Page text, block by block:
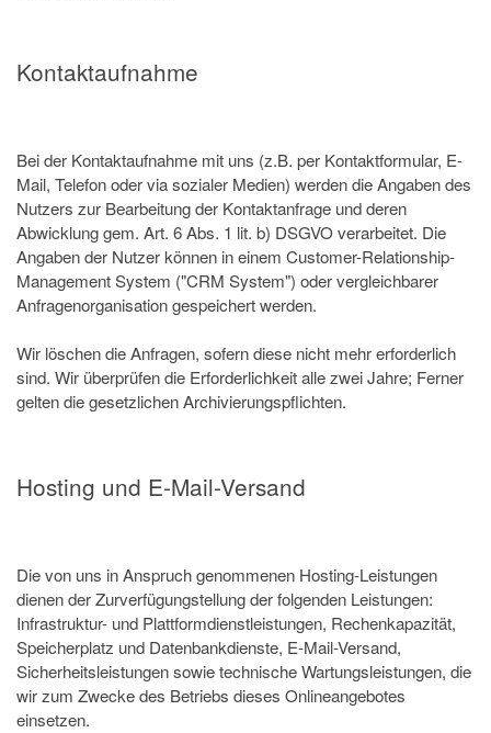
Kontaktaufnahme
Bei der Kontaktaufnahme mit uns (z.B. per Kontaktformular, E-
Mail, Telefon oder via sozialer Medien) werden die Angaben des
Nutzers zur Bearbeitung der Kontaktanfrage und deren
Abwicklung gem. Art. 6 Abs. 1 lit. b) DSGVO verarbeitet. Die
Angaben der Nutzer können in einem Customer-Relationship-
Management System ("CRM System") oder vergleichbarer
Anfragenorganisation gespeichert werden.
Wir löschen die Anfragen, sofern diese nicht mehr erforderlich
sind. Wir überprüfen die Erforderlichkeit alle zwei Jahre; Ferner
gelten die gesetzlichen Archivierungspflichten.
Hosting und E-Mail-Versand
Die von uns in Anspruch genommenen Hosting-Leistungen
dienen der Zurverfügungstellung der folgenden Leistungen:
Infrastruktur- und Plattformdienstleistungen, Rechenkapazität,
Speicherplatz und Datenbankdienste, E-Mail-Versand,
Sicherheitsleistungen sowie technische Wartungsleistungen, die
wir zum Zwecke des Betriebs dieses Onlineangebotes
einsetzen.